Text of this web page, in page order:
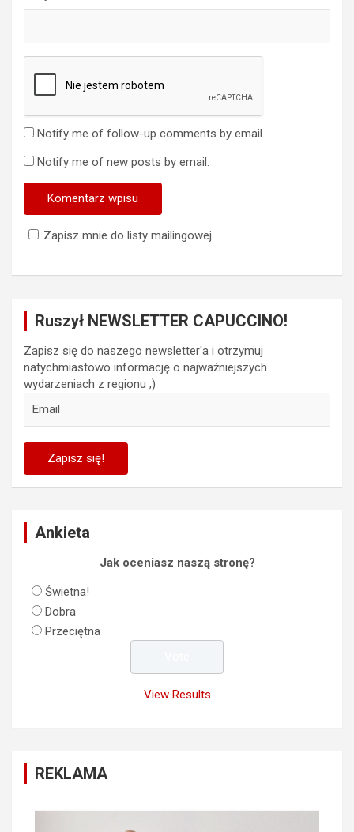
Notify me of follow-up comments by email.
Notify me of new posts by email.
Zapisz mnie do listy mailingowej.
Ruszył NEWSLETTER CAPUCCINO!
Zapisz się do naszego newsletter'a i otrzymuj
natychmiastowo informację o najważniejszych
wydarzeniach z regionu ;)
Ankieta
Jak oceniasz naszą stronę?
Świetna!
Dobra
Przeciętna
View Results
REKLAMA